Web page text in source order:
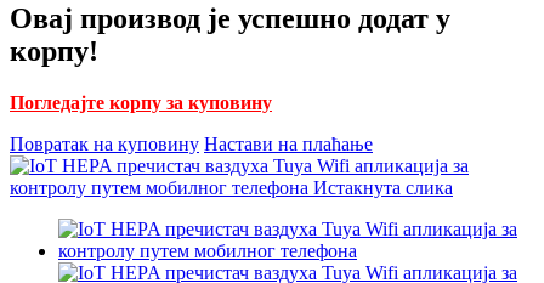
Овај производ је успешно додат у
корпу!
Погледајте корпу за куповину
Повратак на куповину Настави на плаћање